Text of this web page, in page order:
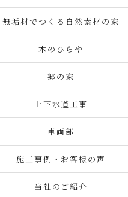
無垢材でつくる自然素材の家
木のひらや
郷の家
上下水道工事
車両部
施工事例・お客様の声
当社のご紹介